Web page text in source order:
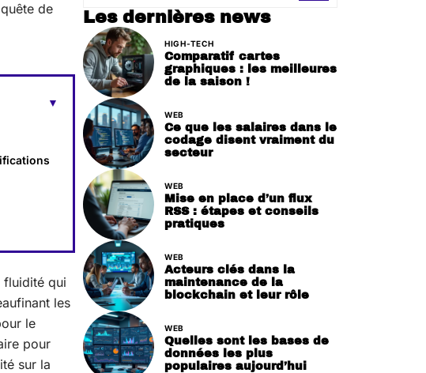
de
fluidité qui
les
le
pour
sur la
Les dernières news
HIGH-TECH
Comparatif cartes
graphiques : les meilleures
de la saison !
WEB
Ce que les salaires dans le
codage disent vraiment du
secteur
WEB
Mise en place d’un flux
RSS : étapes et conseils
pratiques
WEB
Acteurs clés dans la
maintenance de la
blockchain et leur rôle
WEB
Quelles sont les bases de
données les plus
populaires aujourd’hui